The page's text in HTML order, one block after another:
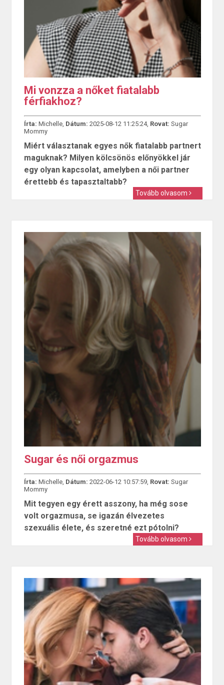
Mi vonzza a nőket fiatalabb
férfiakhoz?
Írta: Michelle, Dátum: 2025-08-12 11:25:24, Rovat: Sugar
Mommy
Miért választanak egyes nők fiatalabb partnert
maguknak? Milyen kölcsönös előnyökkel jár
egy olyan kapcsolat, amelyben a női partner
érettebb és tapasztaltabb?
Tovább olvasom
Sugar és női orgazmus
Írta: Michelle, Dátum: 2022-06-12 10:57:59, Rovat: Sugar
Mommy
Mit tegyen egy érett asszony, ha még sose
volt orgazmusa, se igazán élvezetes
szexuális élete, és szeretné ezt pótolni?
Tovább olvasom